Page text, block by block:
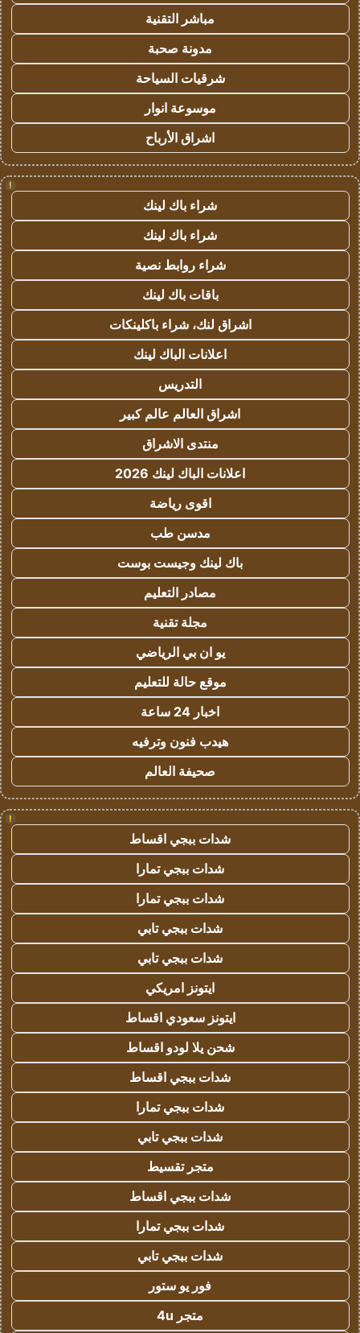
مباشر التقنية
مدونة صحبة
شرقيات السياحة
موسوعة انوار
اشراق الأرباح
!
شراء باك لينك
شراء باك لينك
شراء روابط نصية
باقات باك لينك
اشراق لنك، شراء باكلينكات
اعلانات الباك لينك
التدريس
اشراق العالم عالم كبير
منتدى الاشراق
اعلانات الباك لينك 2026
اقوى رياضة
مدسن طب
باك لينك وجيست بوست
مصادر التعليم
مجلة تقنية
يو ان بي الرياضي
موقع حالة للتعليم
اخبار 24 ساعة
هيدب فنون وترفيه
صحيفة العالم
!
شدات ببجي اقساط
شدات ببجي تمارا
شدات ببجي تمارا
شدات ببجي تابي
شدات ببجي تابي
ايتونز امريكي
ايتونز سعودي اقساط
شحن يلا لودو اقساط
شدات ببجي اقساط
شدات ببجي تمارا
شدات ببجي تابي
متجر تقسيط
شدات ببجي اقساط
شدات ببجي تمارا
شدات ببجي تابي
فور يو ستور
متجر 4u